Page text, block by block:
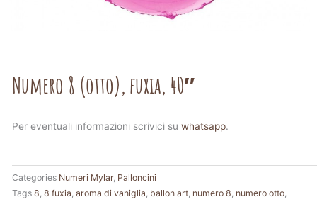
Numero 8 (otto), fuxia, 40″
Per eventuali informazioni scrivici su whatsapp.
Categories Numeri Mylar, Palloncini
Tags 8 8 fuxia aroma di vaniglia ballon art numero 8 numero otto